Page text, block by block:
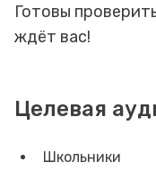
Готовы
ждёт вас!
Целевая
Школьники